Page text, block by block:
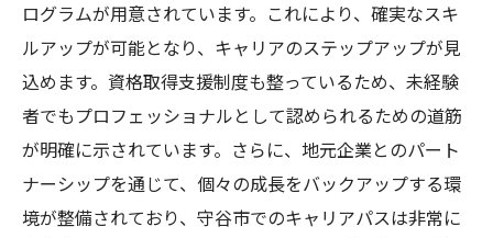
ログラムが用意されています。これにより、確実なスキ
ルアップが可能となり、キャリアのステップアップが見
込めます。資格取得支援制度も整っているため、未経験
者でもプロフェッショナルとして認められるための道筋
が明確に示されています。さらに、地元企業とのパート
ナーシップを通じて、個々の成長をバックアップする環
境が整備されており、守谷市でのキャリアパスは非常に